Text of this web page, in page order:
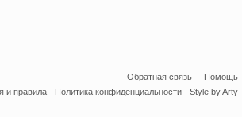
Обратная связь
Помощь
и правила
Политика конфиденциальности
Style by Arty